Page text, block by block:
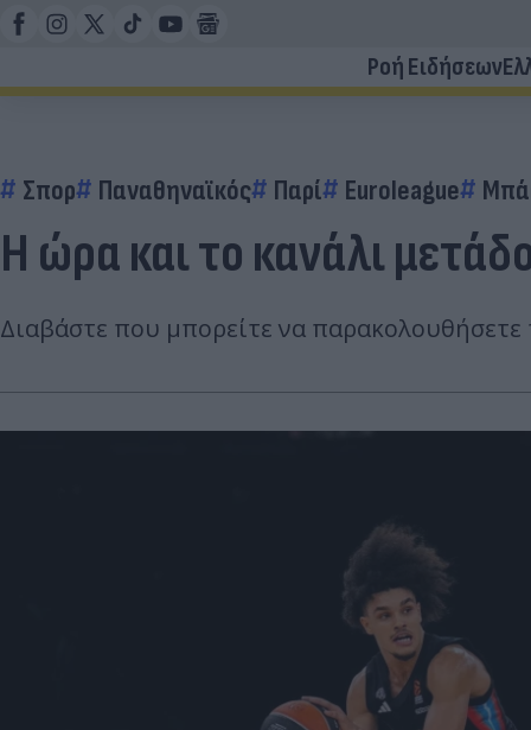
Ροή Ειδήσεων
Σπορ Παναθηναϊκός Παρί Euroleague
Η ώρα και το κανάλι
Διαβάστε που μπορείτε να